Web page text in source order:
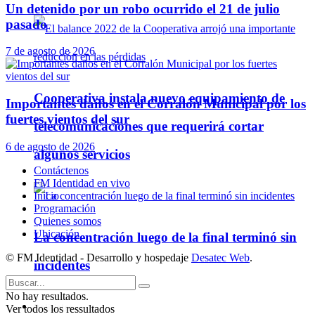
Cooperativa instala nuevo equipamiento de
telecomunicaciones que requerirá cortar
algunos servicios
La concentración luego de la final terminó sin
incidentes
Policiales
Un detenido por un robo ocurrido el 21 de julio
pasado
7 de agosto de 2026
Importantes daños en el Corralón Municipal por los
fuertes vientos del sur
6 de agosto de 2026
Contáctenos
FM Identidad en vivo
Inicio
Programación
Quienes somos
Ubicación
© FM Identidad - Desarrollo y hospedaje Desatec Web.
No hay resultados.
Ver todos los ressultados